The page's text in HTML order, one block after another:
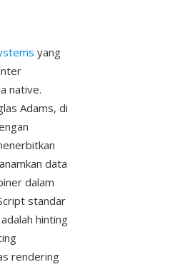
yang
native.
Adams, di
data
dalam
standar
hinting
rendering